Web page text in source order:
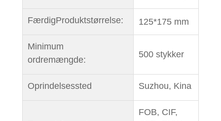
FærdigProduktstørrelse: 125*175 mm
Minimum
ordremængde:
500 stykker
Oprindelsessted Suzhou, Kina
FOB, CIF,